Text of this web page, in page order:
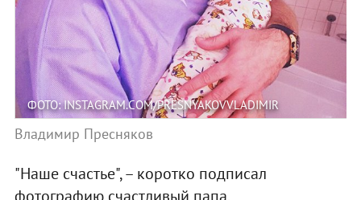
ФОТО: INSTAGRAM.COM/PRESNYAKOVVLADIMIR
Владимир Пресняков
"Наше счастье", – коротко подписал